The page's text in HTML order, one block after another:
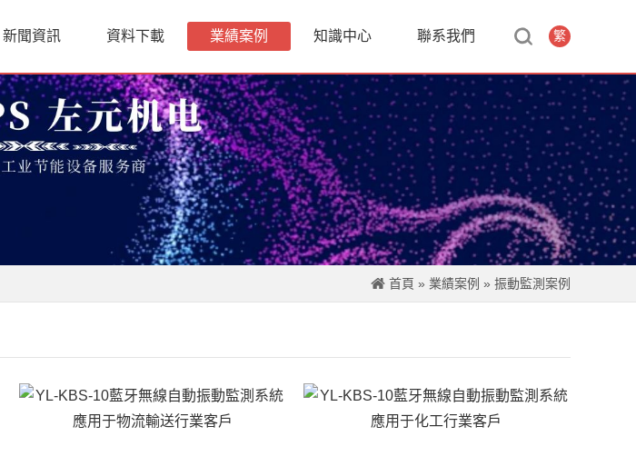
繁
新聞資訊 資料下載 業績案例 知識中心 聯系我們
首頁 » 業績案例 » 振動監測案例